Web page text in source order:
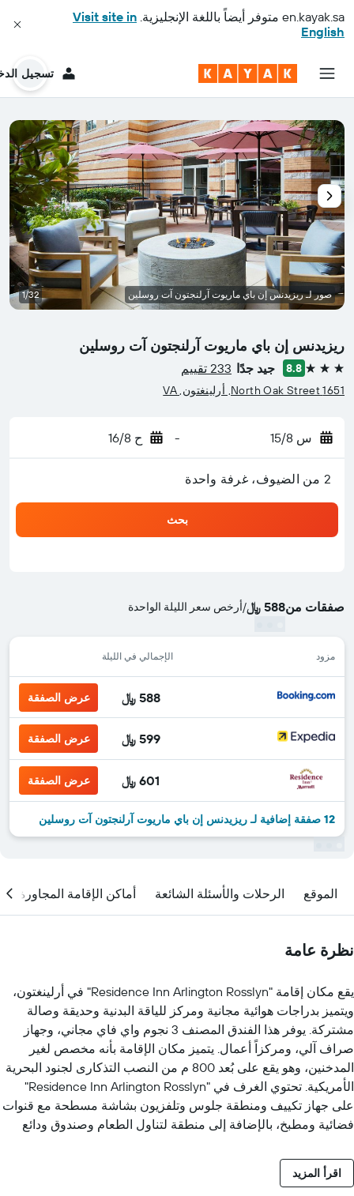
en.kayak.sa متوفر أيضاً باللغة الإنجليزية. Visit site in
English
تسجيل
ريزيدنس إن باي ماريوت آرلنجتون آت روسلين
3 نجوم 8.8 جيد جدًا 233 تقييم
1651 North Oak Street, أرلينغتون, VA
س 15/8 - ح 16/8
2 من الضيوف، غرفة واحدة
بحث
صفقات من588 ﷼ /أرخص سعر الليلة الواحدة
مزود الإجمالي في الليلة
588 ﷼ عرض الصفقة
599 ﷼ عرض الصفقة
601 ﷼ عرض الصفقة
12 صفقة إضافية لـ ريزيدنس إن باي ماريوت آرلنجتون آت روسلين
صور لـ ريزيدنس إن باي ماريوت آرلنجتون آت روسلين 1/32
الموقع الرحلات والأسئلة الشائعة أماكن الإقامة المجاورة
نظرة عامة
يقع مكان إقامة "Residence Inn Arlington Rosslyn" في أرلينغتون،
ويتميز بدراجات هوائية مجانية ومركز للياقة البدنية وحديقة وصالة
مشتركة. يوفر هذا الفندق المصنف 3 نجوم واي فاي مجاني، وجهاز
صراف آلي، ومركزاً أعمال. يتميز مكان الإقامة بأنه مخصص لغير
المدخنين، وهو يقع على بُعد 800 م من النصب التذكارى لجنود البحرية
الأمريكية. تحتوي الغرف في "Residence Inn Arlington Rosslyn"
على جهاز تكييف ومنطقة جلوس وتلفزيون بشاشة مسطحة مع قنوات
فضائية ومطبخ، بالإضافة إلى منطقة لتناول الطعام وصندوق ودائع
اقرأ المزيد